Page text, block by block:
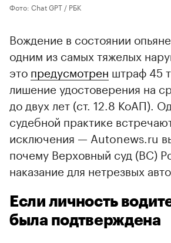
Фото: Chat GPT / РБК
Вождение в состоянии
одним из самых тяжелых
это предусмотрен штраф 45
лишение удостоверения на
до двух лет (ст. 12.8 КоАП).
судебной практике
исключения — Autonews.ru
почему Верховный суд (ВС)
наказание для нетрезвых
Если личность
была подтверждена